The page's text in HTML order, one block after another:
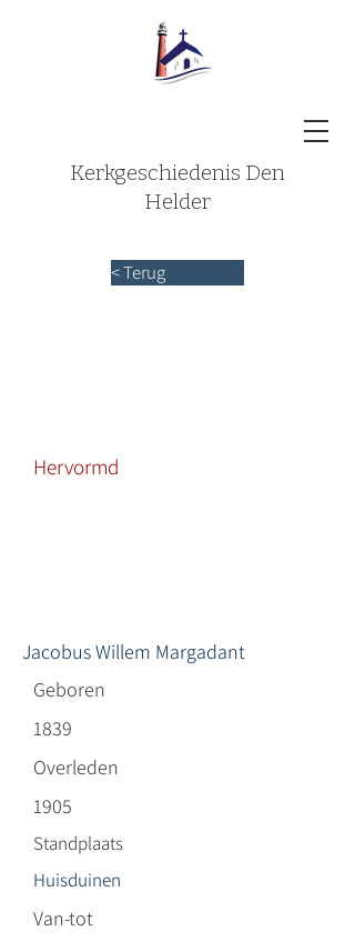
Kerkgeschiedenis Den
Helder
< Terug
Hervormd
Jacobus Willem Margadant
Geboren
1839
Overleden
1905
Standplaats
Huisduinen
Van-tot